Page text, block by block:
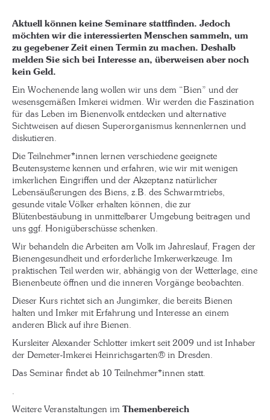
Aktuell können keine Seminare stattfinden. Jedoch
möchten wir die interessierten Menschen sammeln, um
zu gegebener Zeit einen Termin zu machen. Deshalb
melden Sie sich bei Interesse an, überweisen aber noch
kein Geld.
Ein Wochenende lang wollen wir uns dem “Bien” und der
wesensgemäßen Imkerei widmen. Wir werden die Faszination
für das Leben im Bienenvolk entdecken und alternative
Sichtweisen auf diesen Superorganismus kennenlernen und
diskutieren.
Die Teilnehmer*innen lernen verschiedene geeignete
Beutensysteme kennen und erfahren, wie wir mit wenigen
imkerlichen Eingriffen und der Akzeptanz natürlicher
Lebensäußerungen des Biens, z.B. des Schwarmtriebs,
gesunde vitale Völker erhalten können, die zur
Blütenbestäubung in unmittelbarer Umgebung beitragen und
uns ggf. Honigüberschüsse schenken.
Wir behandeln die Arbeiten am Volk im Jahreslauf, Fragen der
Bienengesundheit und erforderliche Imkerwerkzeuge. Im
praktischen Teil werden wir, abhängig von der Wetterlage, eine
Bienenbeute öffnen und die inneren Vorgänge beobachten.
Dieser Kurs richtet sich an Jungimker, die bereits Bienen
halten und Imker mit Erfahrung und Interesse an einem
anderen Blick auf ihre Bienen.
Kursleiter Alexander Schlotter imkert seit 2009 und ist Inhaber
der Demeter-Imkerei Heinrichsgarten® in Dresden.
Das Seminar findet ab 10 Teilnehmer*innen statt.
.
Weitere Veranstaltungen im Themenbereich